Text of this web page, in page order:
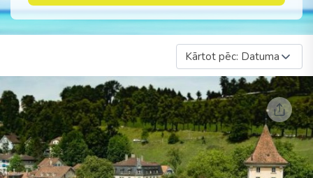
Kārtot pēc: Datuma